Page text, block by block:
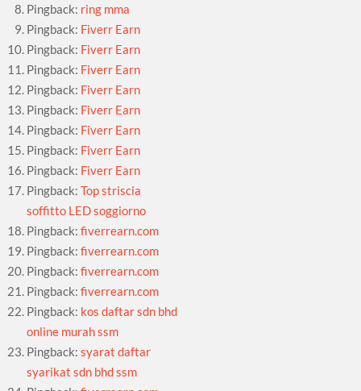
Pingback: ring mma
Pingback: Fiverr Earn
Pingback: Fiverr Earn
Pingback: Fiverr Earn
Pingback: Fiverr Earn
Pingback: Fiverr Earn
Pingback: Fiverr Earn
Pingback: Fiverr Earn
Pingback: Fiverr Earn
Pingback:Top striscia
soffitto LED soggiorno
Pingback:fiverrearn.com
Pingback:fiverrearn.com
Pingback:fiverrearn.com
Pingback:fiverrearn.com
Pingback: kos daftar sdn bhd
online murah ssm
Pingback:syarat daftar
syarikat sdn bhd ssm